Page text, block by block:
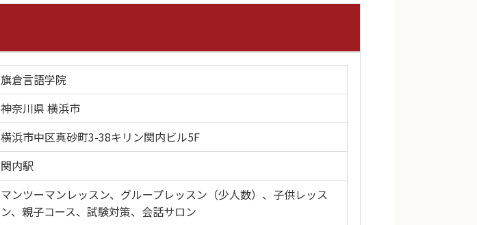
旗倉言語学院
神奈川県 横浜市
横浜市中区真砂町3-38キリン関内ビル5F
関内駅
マンツーマンレッスン、グループレッスン（少人数）、子供レッス
ン、親子コース、試験対策、会話サロン